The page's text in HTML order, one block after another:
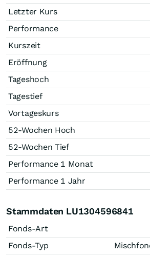
Letzter Kurs
Performance
Kurszeit
Eröffnung
Tageshoch
Tagestief
Vortageskurs
52-Wochen Hoch
52-Wochen Tief
Performance 1 Monat
Performance 1 Jahr
Stammdaten LU1304596841
Fonds-Art
Fonds-Typ